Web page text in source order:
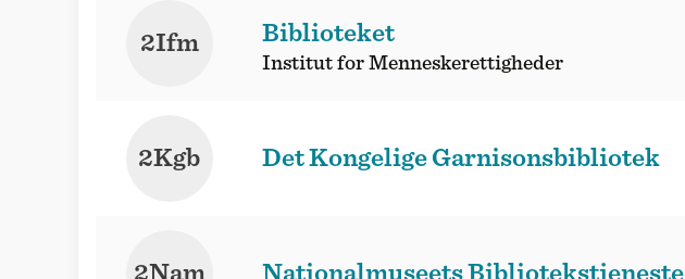
2Ifm Biblioteket
Institut for Menneskerettigheder
2Kgb Det Kongelige Garnisonsbibliotek
2Nam Nationalmuseets Bibliotekstjeneste